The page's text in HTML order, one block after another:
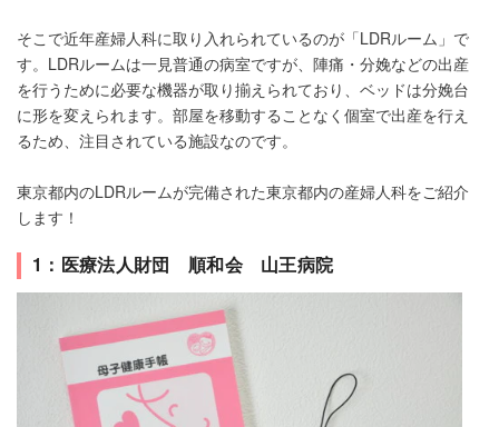
そこで近年産婦人科に取り入れられているのが「LDRルーム」で
す。LDRルームは一見普通の病室ですが、陣痛・分娩などの出産
を行うために必要な機器が取り揃えられており、ベッドは分娩台
に形を変えられます。部屋を移動することなく個室で出産を行え
るため、注目されている施設なのです。
東京都内のLDRルームが完備された東京都内の産婦人科をご紹介
します！
1：医療法人財団 順和会 山王病院